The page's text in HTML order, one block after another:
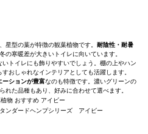
星型の葉が特徴の観葉植物です。 耐陰性・耐暑
の寒暖差が大きいトイレに向いています。
トイレにも飾りやすいでしょう。棚の上やハン
おしゃれなインテリアとしても活躍します。
ーションが豊富なのも特徴です。濃いグリーンの
れた品種もあり、好みに合わせて選べます。
ンダードヘンプシリーズ アイビー